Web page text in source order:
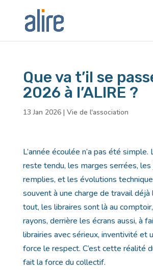
Que va t’il se
2026 à l’ALIRE ?
13 Jan 2026 | Vie de l'association
L’année écoulée n’a pas été
reste tendu, les marges serrées,
remplies, et les évolutions
souvent à une charge de travail
tout, les libraires sont là au
rayons, derrière les écrans aussi, à
librairies avec sérieux, inventivité et
force le respect. C’est cette réalité
fait la force du collectif.